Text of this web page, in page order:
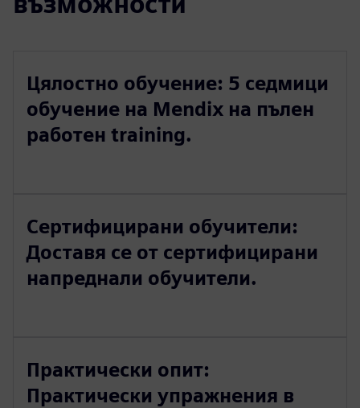
Цялостно обучение: 5 седмици
обучение на Mendix на пълен
работен training.
Сертифицирани обучители:
Доставя се от сертифицирани
напреднали обучители.
Практически опит:
Практически упражнения в